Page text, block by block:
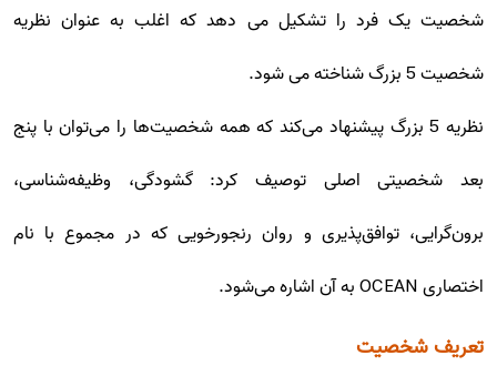
شخصیت یک فرد را تشکیل می دهد که اغلب به عنوان نظریه
شخصیت 5 بزرگ شناخته می شود.
نظریه 5 بزرگ پیشنهاد می‌کند که همه شخصیت‌ها را می‌توان با پنج
بعد شخصیتی اصلی توصیف کرد: گشودگی، وظیفه‌شناسی،
برون‌گرایی، توافق‌پذیری و روان رنجورخویی که در مجموع با نام
اختصاری OCEAN به آن اشاره می‌شود.
تعریف شخصیت